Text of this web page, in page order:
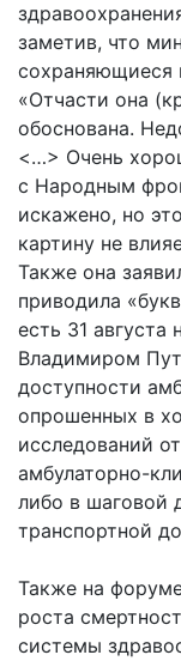
заметив, что
сохраняющиеся
«Отчасти она
обоснована.
<…> Очень
с Народным
искажено, но
картину не
Также она
приводила
есть 31 августа
Владимиром
доступности
опрошенных в
исследований
амбулаторно-
либо в шаговой
транспортной
Также на
роста
системы